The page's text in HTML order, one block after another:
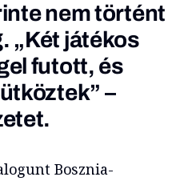
nem történt
„Két játékos
futott, és
–
Bosznia-